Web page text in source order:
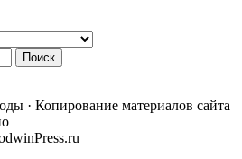
· Копирование материалов сайта